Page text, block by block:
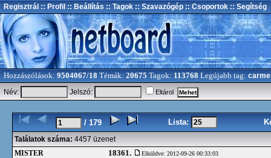
Regisztrál :: Profil :: Beállítás :: Tagok :: Szavazógép :: Csoportok :: Segítség
Hozzászólások: 9504067/18 Témák: 20675 Tagok: 113768 Legújabb tag:
Név:
Jelszó: Eltárol
/ 179 Lista:
Találatok száma: 4457 üzenet
MISTER 18361. Elküldve: 2012-09-26 00:33:03